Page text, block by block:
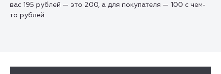
вас 195 рублей — это 200, а для покупателя — 100 с чем-
то рублей.